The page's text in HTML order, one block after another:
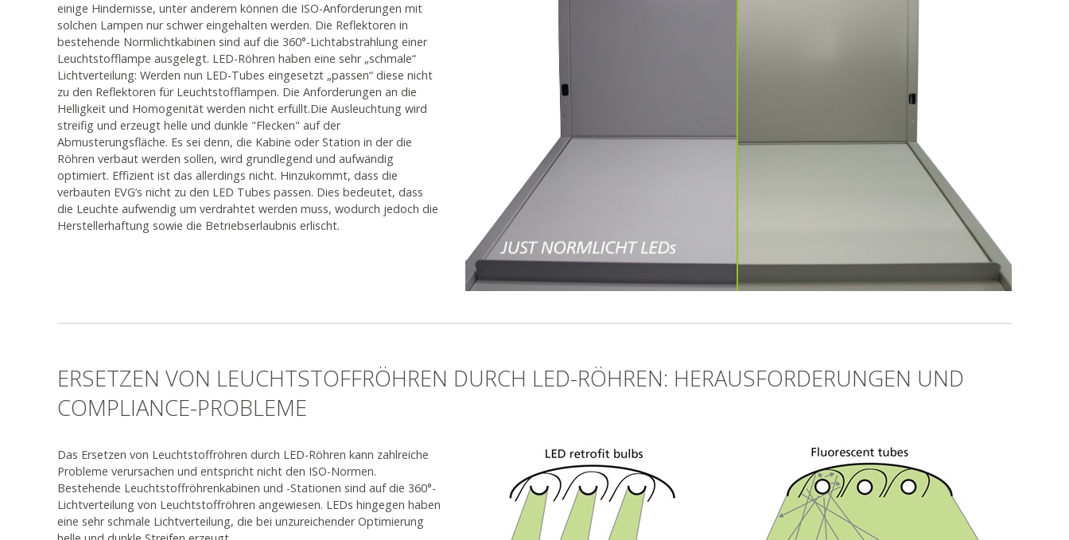
einige Hindernisse, unter anderem können die ISO-Anforderungen mit
solchen Lampen nur schwer eingehalten werden. Die Reflektoren in
bestehende Normlichtkabinen sind auf die 360°-Lichtabstrahlung einer
Leuchtstofflampe ausgelegt. LED-Röhren haben eine sehr „schmale“
Lichtverteilung: Werden nun LED-Tubes eingesetzt „passen“ diese nicht
zu den Reflektoren für Leuchtstofflampen. Die Anforderungen an die
Helligkeit und Homogenität werden nicht erfüllt.Die Ausleuchtung wird
streifig und erzeugt helle und dunkle "Flecken" auf der
Abmusterungsfläche. Es sei denn, die Kabine oder Station in der die
Röhren verbaut werden sollen, wird grundlegend und aufwändig
optimiert. Effizient ist das allerdings nicht. Hinzukommt, dass die
verbauten EVG’s nicht zu den LED Tubes passen. Dies bedeutet, dass
die Leuchte aufwendig um verdrahtet werden muss, wodurch jedoch die
Herstellerhaftung sowie die Betriebserlaubnis erlischt.
ERSETZEN VON LEUCHTSTOFFRÖHREN DURCH LED-RÖHREN: HERAUSFORDERUNGEN UND
COMPLIANCE-PROBLEME
Das Ersetzen von Leuchtstoffröhren durch LED-Röhren kann zahlreiche
Probleme verursachen und entspricht nicht den ISO-Normen.
Bestehende Leuchtstoffröhrenkabinen und -Stationen sind auf die 360°-
Lichtverteilung von Leuchtstoffröhren angewiesen. LEDs hingegen haben
eine sehr schmale Lichtverteilung, die bei unzureichender Optimierung